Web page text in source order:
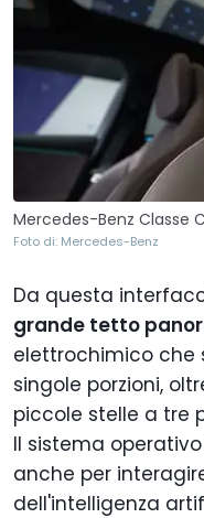
Mercedes-Benz Classe
Foto di: Mercedes-Benz
Da questa
grande tetto
elettrochimico che
singole porzioni,
piccole stelle a tre
Il sistema
anche per
dell'intelligenza